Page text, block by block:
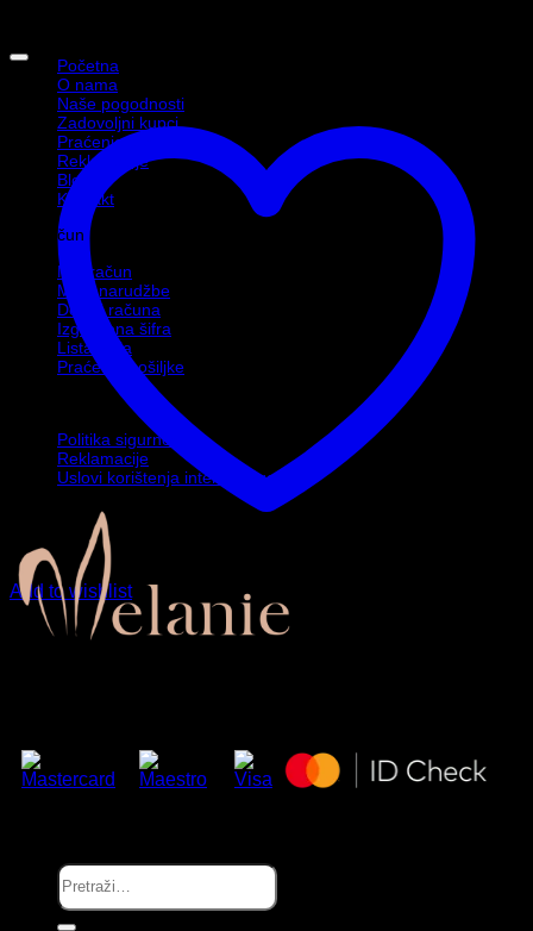
Add to wishlist
Početna
O nama
Naše pogodnosti
Zadovoljni kupci
Praćenje pošiljke
Reklamacije
Blog
Kontakt
Moj račun
Moj račun
Moje narudžbe
Detalji računa
Izgubljena šifra
Lista želja
Praćenje pošiljke
Politika sigurnosti
Reklamacije
Uslovi korištenja internet trgovine
Pretraži: